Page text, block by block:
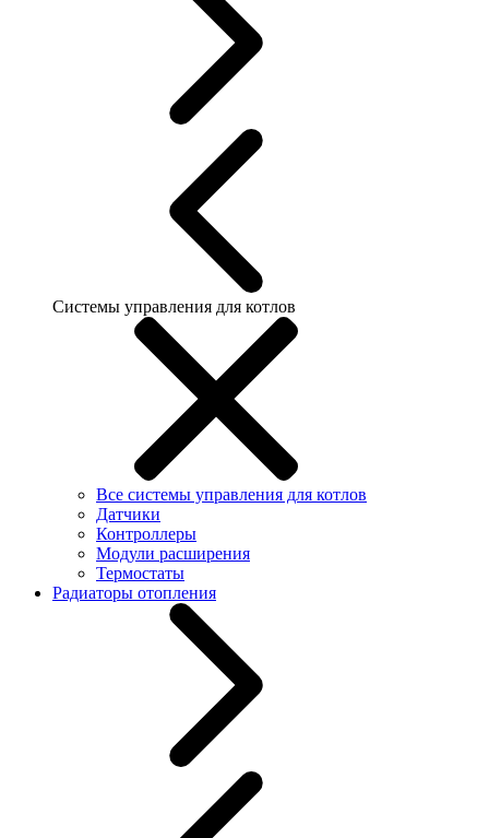
Системы управления для котлов
Все системы управления для котлов
Датчики
Контроллеры
Модули расширения
Термостаты
Радиаторы отопления